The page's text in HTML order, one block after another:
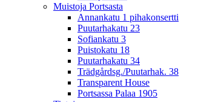
Muistoja Portsasta
Annankatu 1 pihakonsertti
Puutarhakatu 23
Sofiankatu 3
Puistokatu 18
Puutarhakatu 34
Trädgårdsg./Puutarhak. 38
Transparent House
Portsassa Palaa 1905